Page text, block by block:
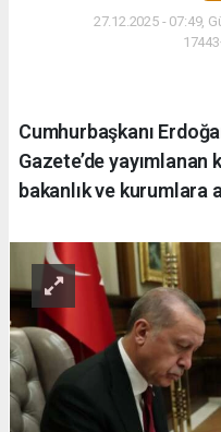
27.12.2025 - 07:49,
Cumhurbaşkanı
Gazete’de
bakanlık ve kurumlara